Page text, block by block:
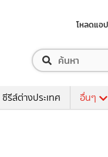
โหลดแอป
ซีรีส์ต่างประเทศ อื่นๆ